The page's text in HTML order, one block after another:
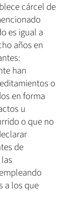
cárcel de
es igual a
años en
han
o
en forma
u
o que no
de
a los que